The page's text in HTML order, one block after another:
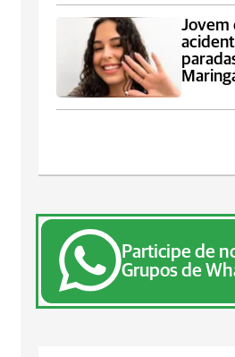
Jovem
Participe de
Grupos de